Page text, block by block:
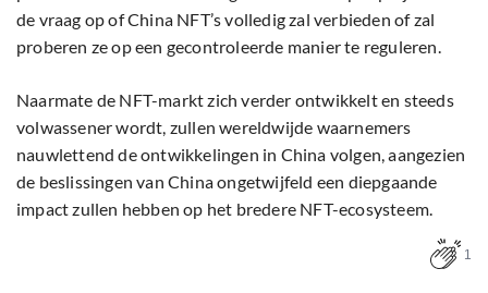
de vraag op of China NFT’s volledig zal verbieden of zal
proberen ze op een gecontroleerde manier te reguleren.
Naarmate de NFT-markt zich verder ontwikkelt en steeds
volwassener wordt, zullen wereldwijde waarnemers
nauwlettend de ontwikkelingen in China volgen, aangezien
de beslissingen van China ongetwijfeld een diepgaande
impact zullen hebben op het bredere NFT-ecosysteem.
1